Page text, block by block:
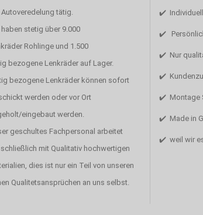
Autoveredelung tätig.
haben stetig über 9.000
Rohlinge und 1.500
bezogene Lenkräder auf Lager.
bezogene Lenkräder können sofort
werden oder vor Ort
eingebaut werden.
geschultes Fachpersonal arbeitet
mit Qualitativ hochwertigen
dies ist nur ein Teil von unseren
Qualitetsansprüchen an uns selbst.
✔️
✔️
✔️ Nur
✔️
✔️ Montage
✔️ Made in
✔️ weil wir